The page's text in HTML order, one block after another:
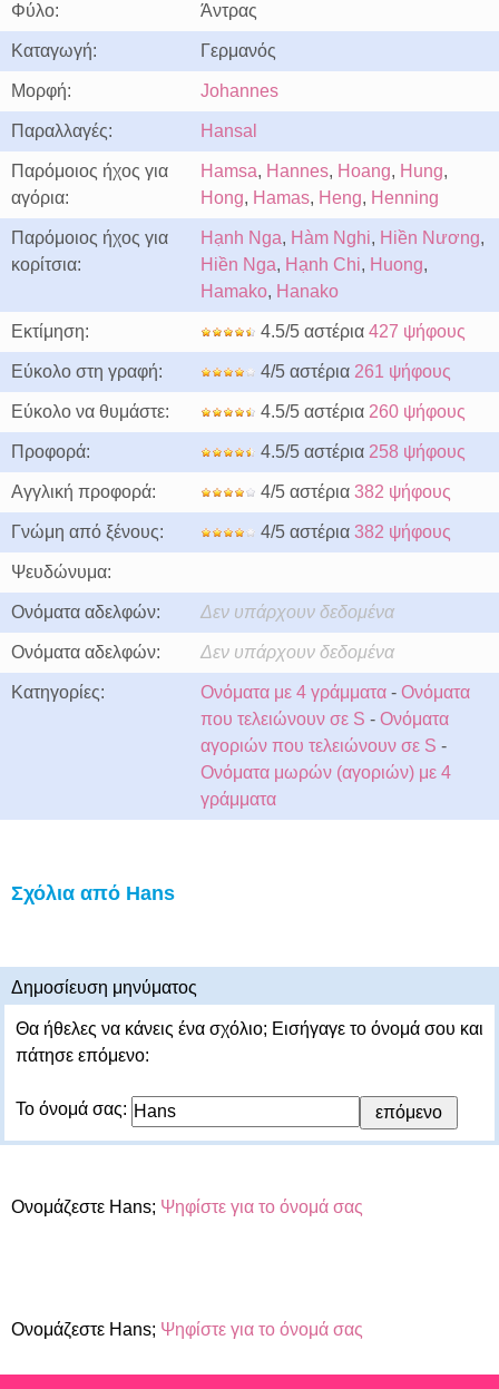
Φύλο: Άντρας
Καταγωγή: Γερμανός
Μορφή: Johannes
Παραλλαγές: Hansal
Παρόμοιος ήχος για
αγόρια:
Hamsa, Hannes, Hoang, Hung,
Hong, Hamas, Heng, Henning
Παρόμοιος ήχος για
κορίτσια:
Hạnh Nga, Hàm Nghi, Hiền Nương,
Hiền Nga, Hạnh Chi, Huong,
Hamako, Hanako
Εκτίμηση: 4.5/5 αστέρια 427 ψήφους
Εύκολο στη γραφή: 4/5 αστέρια 261 ψήφους
Εύκολο να θυμάστε: 4.5/5 αστέρια 260 ψήφους
Προφορά: 4.5/5 αστέρια 258 ψήφους
Αγγλική προφορά: 4/5 αστέρια 382 ψήφους
Γνώμη από ξένους: 4/5 αστέρια 382 ψήφους
Ψευδώνυμα:
Ονόματα αδελφών: Δεν υπάρχουν δεδομένα
Ονόματα αδελφών: Δεν υπάρχουν δεδομένα
Κατηγορίες: Ονόματα με 4 γράμματα - Ονόματα
που τελειώνουν σε S - Ονόματα
αγοριών που τελειώνουν σε S -
Ονόματα μωρών (αγοριών) με 4
γράμματα
Σχόλια από Hans
Δημοσίευση μηνύματος
Θα ήθελες να κάνεις ένα σχόλιο; Εισήγαγε το όνομά σου και
πάτησε επόμενο:
Το όνομά σας:
Ονομάζεστε Hans; Ψηφίστε για το όνομά σας
Ονομάζεστε Hans; Ψηφίστε για το όνομά σας